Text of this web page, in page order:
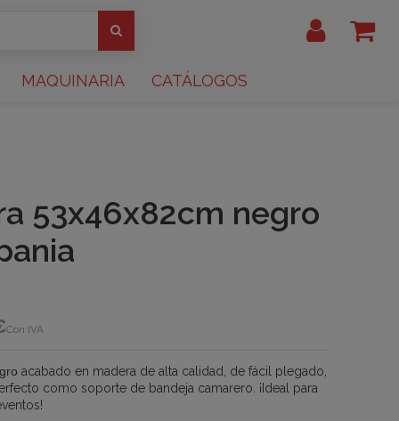
MAQUINARIA CATÁLOGOS
53x46x82cm negro
Con IVA
acabado en madera de alta calidad, de fácil plegado,
como soporte de bandeja camarero. ¡Ideal para